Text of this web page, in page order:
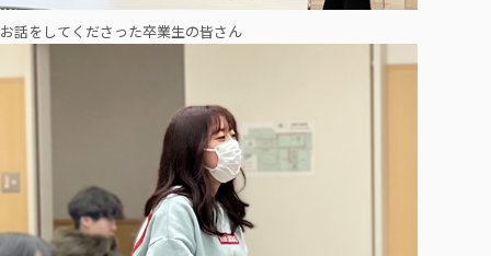
お話をしてくださった卒業生の皆さん